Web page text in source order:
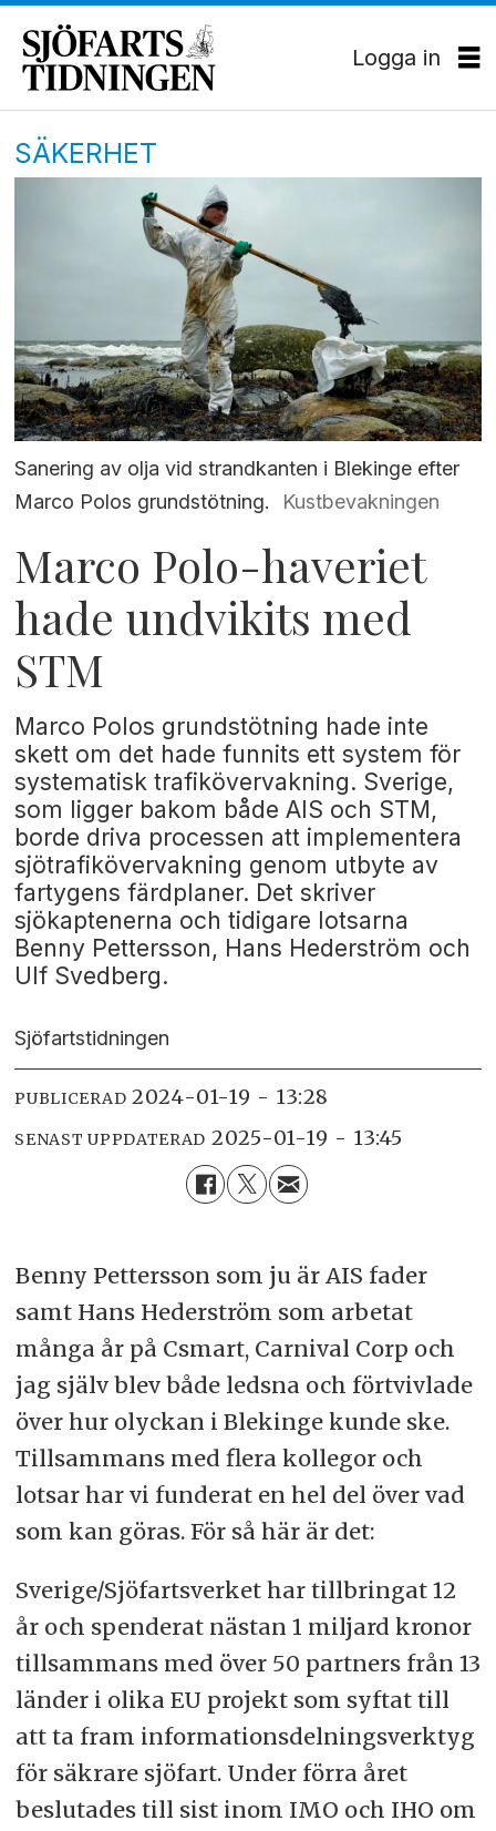
Logga in
SÄKERHET
Sanering av olja vid strandkanten i Blekinge efter
Marco Polos grundstötning.
Kustbevakningen
Marco Polo-haveriet
hade undvikits med
STM
Marco Polos grundstötning hade inte
skett om det hade funnits ett system för
systematisk trafikövervakning. Sverige,
som ligger bakom både AIS och STM,
borde driva processen att implementera
sjötrafikövervakning genom utbyte av
fartygens färdplaner. Det skriver
sjökaptenerna och tidigare lotsarna
Benny Pettersson, Hans Hederström och
Ulf Svedberg.
Sjöfartstidningen
PUBLICERAD 2024-01-19 - 13:28
SENAST UPPDATERAD 2025-01-19 - 13:45
Benny Pettersson som ju är AIS fader
samt Hans Hederström som arbetat
många år på Csmart, Carnival Corp och
jag själv blev både ledsna och förtvivlade
över hur olyckan i Blekinge kunde ske.
Tillsammans med flera kollegor och
lotsar har vi funderat en hel del över vad
som kan göras. För så här är det:
Sverige/Sjöfartsverket har tillbringat 12
år och spenderat nästan 1 miljard kronor
tillsammans med över 50 partners från 13
länder i olika EU projekt som syftat till
att ta fram informationsdelningsverktyg
för säkrare sjöfart. Under förra året
beslutades till sist inom IMO och IHO om